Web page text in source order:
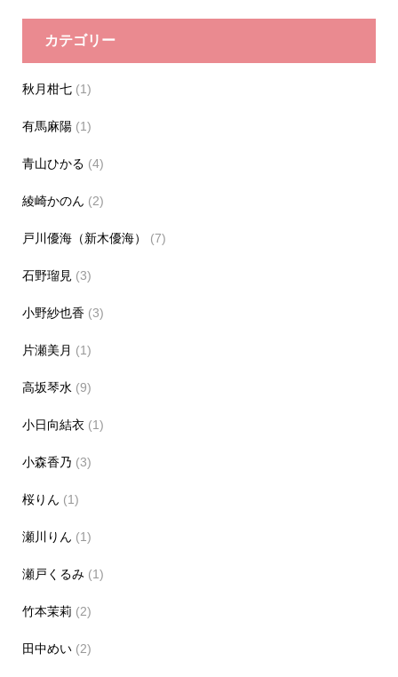
カテゴリー
秋月柑七(1)
有馬麻陽(1)
青山ひかる (4)
綾崎かのん (2)
戸川優海（新木優海） (7)
石野瑠見(3)
小野紗也香(3)
片瀬美月 (1)
高坂琴水(9)
小日向結衣(1)
小森香乃 (3)
桜りん (1)
瀬川りん (1)
瀬戸くるみ(1)
竹本茉莉 (2)
田中めい(2)